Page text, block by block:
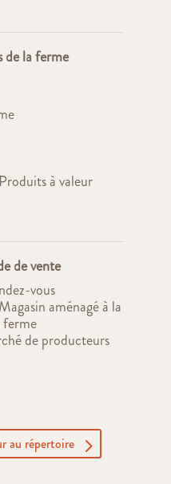
de la ferme
à valeur
de vente
vous
aménagé à la
de producteurs
au répertoire